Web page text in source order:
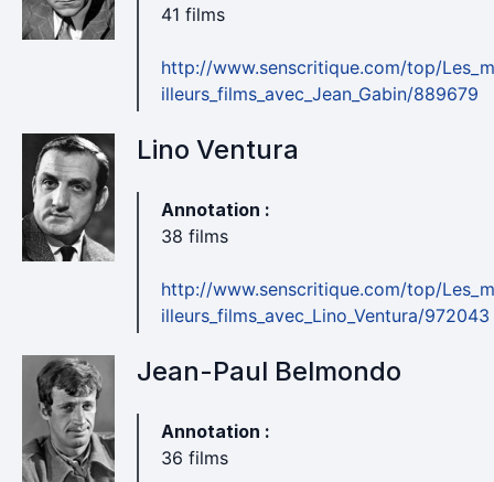
41 films
http://www.senscritique.com/top/
illeurs_films_avec_Jean_Gabin/889679
Lino Ventura
Annotation :
38 films
http://www.senscritique.com/top/
illeurs_films_avec_Lino_Ventura/972043
Jean-Paul Belmondo
Annotation :
36 films